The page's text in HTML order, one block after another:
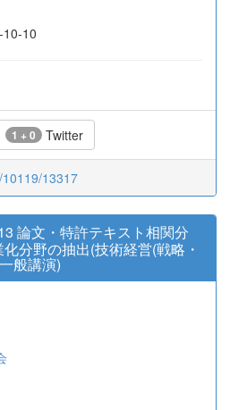
10
1 + 0 Twitter
13317
論文・特許テキスト相関分
分野の抽出(技術経営(戦略・
般講演)